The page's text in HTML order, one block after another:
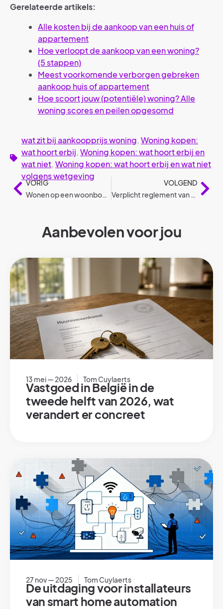
Gerelateerde artikels:
Alle kosten bij de aankoop van een huis of
appartement
Hoe verloopt de aankoop van een woning?
(5 stappen)
Meest voorkomende verborgen gebreken
aankoop huis of appartement
Hoe scoort jouw (potentiële) woning? Alle
woning scores en peilen opgesomd
wat zit bij aankoopprijs woning, Woning kopen:
wat hoort erbij, Woning kopen: wat hoort erbij en
wat niet, Woning kopen: wat hoort erbij en wat niet
volgens wetgeving
VORIG
Wonen op een woonboot volgens wetgeving
VOLGEND
Verplicht reglement van interne orde volgens wetgeving
Aanbevolen voor jou
13 mei — 2026 Tom Cuylaerts
Vastgoed in België in de
tweede helft van 2026, wat
verandert er concreet
27 nov — 2025 Tom Cuylaerts
De uitdaging voor installateurs
van smart home automation